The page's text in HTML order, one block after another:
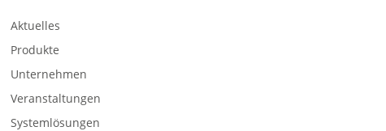
Aktuelles
Produkte
Unternehmen
Veranstaltungen
Systemlösungen